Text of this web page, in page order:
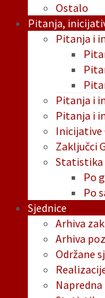
Ostalo
Pitanja,
Pitanja i
Pitanja i
Pitanja i
Inicijative
Zaključci
Statistika
Po
Po
Sjednice
Arhiva
Arhiva
Održane